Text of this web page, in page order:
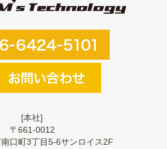
[本社]
〒661-0012
口町3丁目5-6サンロイス2F